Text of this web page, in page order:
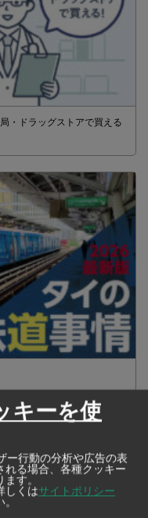
・ドラッグストアで買える
キーを使
ー行動の分析や広告の表
れる場合、各種クッキー
す。
しくはサイトポリシー